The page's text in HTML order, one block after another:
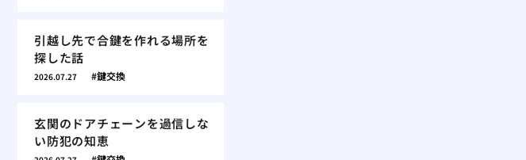
引越し先で合鍵を作れる場所を
探した話
2026.07.27 鍵交換
玄関のドアチェーンを過信しな
い防犯の知恵